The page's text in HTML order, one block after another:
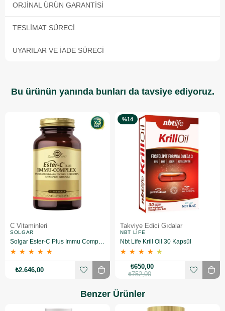
ORJINAL ÜRÜN GARANTISI
TESLIMAT SÜRECI
UYARILAR VE İADE SÜRECI
Bu ürünün yanında bunları da tavsiye ediyoruz.
C Vitaminleri
SOLGAR
★ ★ ★ ★ ★
₺2.646,00
Takviye Edici Gıdalar
NBT LIFE
Nbt Life Krill Oil 30 Kapsül
★ ★ ★ ★ ★
%14
₺650,00
₺752,00
Benzer Ürünler